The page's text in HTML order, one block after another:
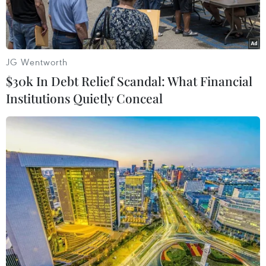
Nam.
Cua Năm Căn Cà Mau. (Ảnh: Duy Ba/TTXVN)
Ngày 26/2, thông tin từ Văn phòng Ủy ban nhân
dân tỉnh Cà Mau cho biết, Hội Kỷ lục gia Việt
Nam vừa thông báo về kết quả hành trình tìm
JG Wentworth
$30k In Debt Relief Scandal: What Financial
Institutions Quietly Conceal